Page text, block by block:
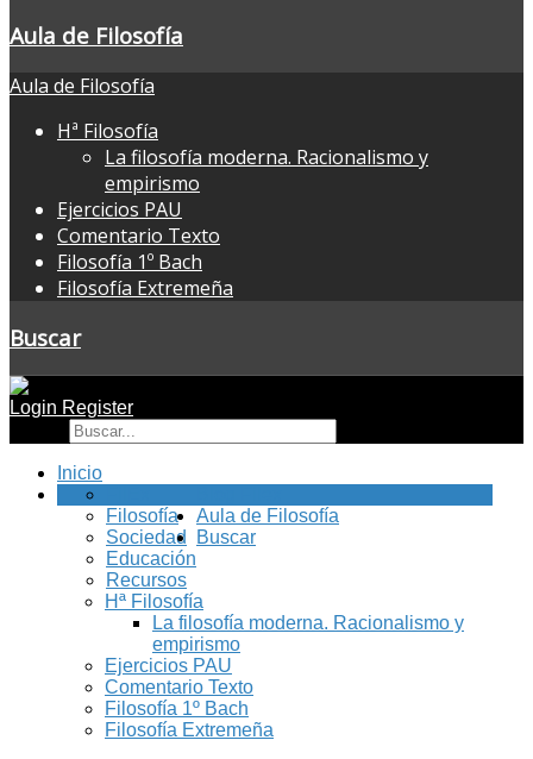
Aula de Filosofía
Aula de Filosofía
Hª Filosofía
La filosofía moderna. Racionalismo y
empirismo
Ejercicios PAU
Comentario Texto
Filosofía 1º Bach
Filosofía Extremeña
Buscar
Login Register
Inicio
Filosofía
Sociedad
Educación
Recursos
Aula de Filosofía
Hª Filosofía
La filosofía moderna. Racionalismo y
empirismo
Ejercicios PAU
Comentario Texto
Filosofía 1º Bach
Filosofía Extremeña
Buscar